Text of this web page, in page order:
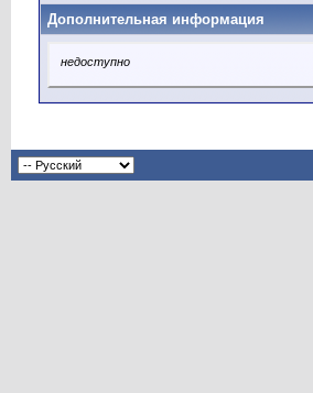
Дополнительная информация
недоступно